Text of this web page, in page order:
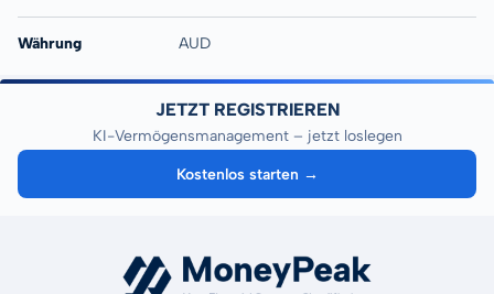
Währung AUD
JETZT REGISTRIEREN
KI-Vermögensmanagement – jetzt loslegen
Kostenlos starten →